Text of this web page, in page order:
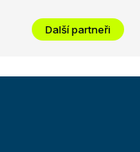
Další partneři